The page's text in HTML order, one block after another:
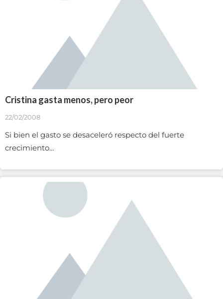
Cristina gasta menos, pero peor
22/02/2008
Si bien el gasto se desaceleró respecto del fuerte
crecimiento…